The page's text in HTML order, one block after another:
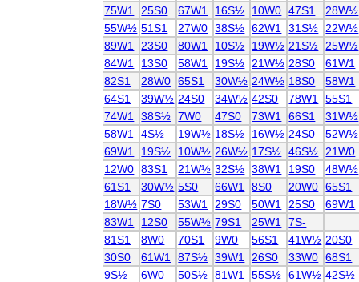
75W1
25S0 67W1 16S½ 10W0 47S1
28W½
55W½ 51S1 27W0 38S½ 62W1 31S½
22W½
89W1
23S0 80W1 10S½ 19W½ 21S½
25W½
84W1
13S0 58W1 19S½ 21W½ 28S0
61W1
82S1
28W0 65S1 30W½ 24W½ 18S0
58W1
64S1
39W½ 24S0 34W½ 42S0 78W1
55S1
74W1
38S½ 7W0 47S0 73W1 66S1
31W½
58W1
4S½ 19W½ 18S½ 16W½ 24S0
52W½
69W1
19S½ 10W½ 26W½ 17S½ 46S½
21W0
12W0 83S1 21W½ 32S½ 38W1 19S0
48W½
61S1
30W½ 5S0 66W1 8S0 20W0 65S1
18W½ 7S0 53W1 29S0 50W1 25S0
69W1
83W1
12S0 55W½ 79S1 25W1
7S-
81S1
8W0 70S1 9W0 56S1 41W½ 20S0
30S0
61W1 87S½ 39W1 26S0 33W0 68S1
9S½
6W0 50S½ 81W1 55S½ 61W½ 42S½